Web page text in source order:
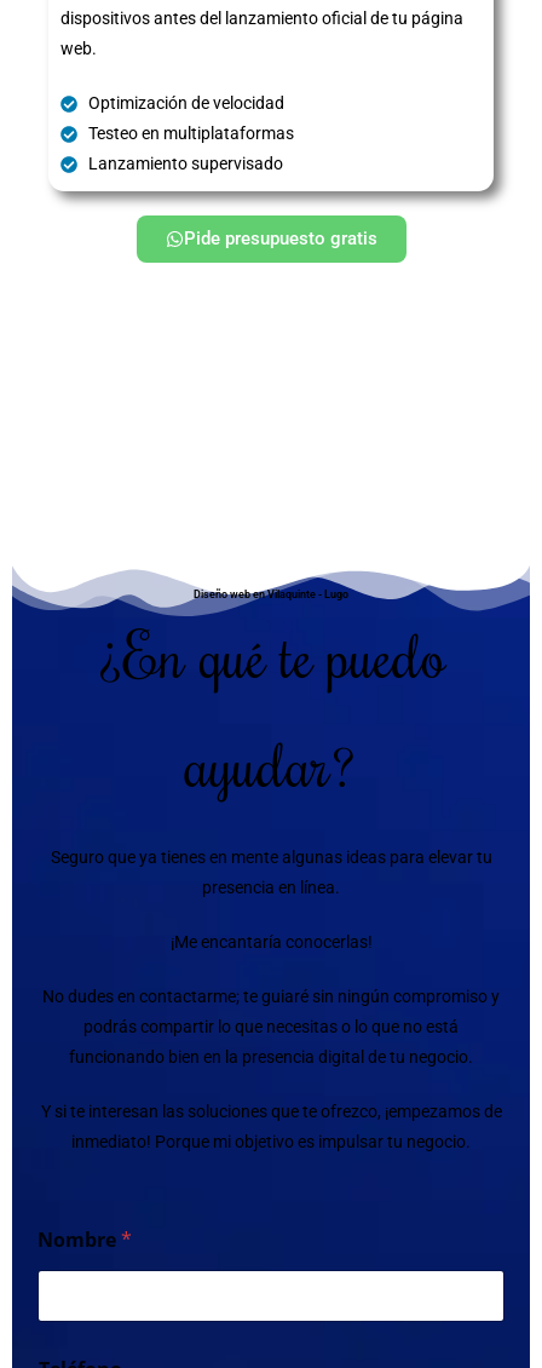
dispositivos antes del lanzamiento oficial de tu página
web.
Optimización de velocidad
Testeo en multiplataformas
Lanzamiento supervisado
Pide presupuesto gratis
Diseño web en Vilaquinte - Lugo
¿En qué te puedo
ayudar?
Seguro que ya tienes en mente algunas ideas para elevar tu
presencia en línea.
¡Me encantaría conocerlas!
No dudes en contactarme; te guiaré sin ningún compromiso y
podrás compartir lo que necesitas o lo que no está
funcionando bien en la presencia digital de tu negocio.
Y si te interesan las soluciones que te ofrezco, ¡empezamos de
inmediato! Porque mi objetivo es impulsar tu negocio.
Nombre*